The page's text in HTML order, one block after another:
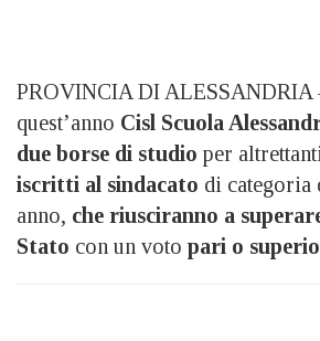
PROVINCIA DI ALESSANDRIA
quest’anno Cisl Scuola
due borse di studio per altrettanti
iscritti al sindacato di categoria
anno, che riusciranno a
Stato con un voto pari o